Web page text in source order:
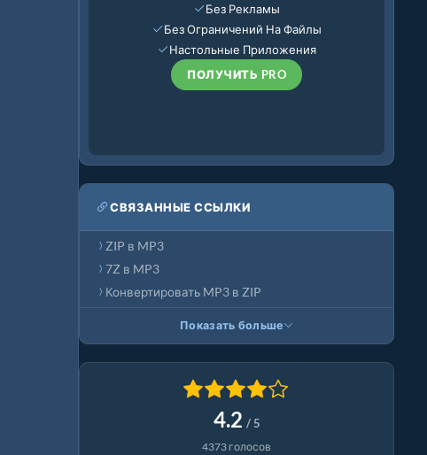
Без Рекламы
Без Ограничений На Файлы
Настольные Приложения
ПОЛУЧИТЬ PRO
СВЯЗАННЫЕ ССЫЛКИ
ZIP в MP3
7Z в MP3
Конвертировать MP3 в ZIP
Показать больше
4.2 / 5
4373 голосов